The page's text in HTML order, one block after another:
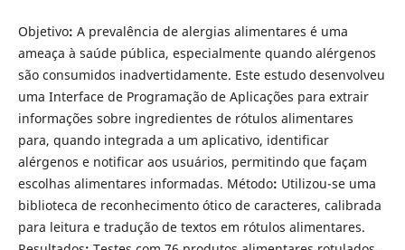
Objetivo: A prevalência de alergias alimentares é uma
ameaça à saúde pública, especialmente quando alérgenos
são consumidos inadvertidamente. Este estudo desenvolveu
uma Interface de Programação de Aplicações para extrair
informações sobre ingredientes de rótulos alimentares
para, quando integrada a um aplicativo, identificar
alérgenos e notificar aos usuários, permitindo que façam
escolhas alimentares informadas. Método: Utilizou-se uma
biblioteca de reconhecimento ótico de caracteres, calibrada
para leitura e tradução de textos em rótulos alimentares.